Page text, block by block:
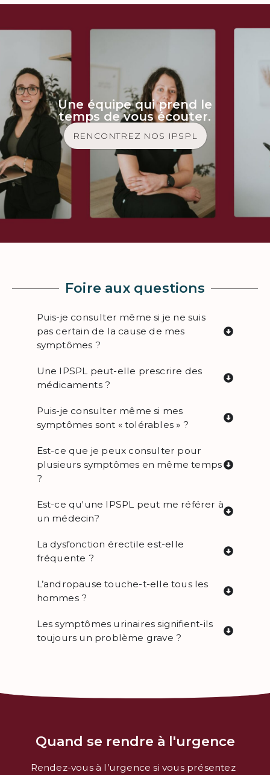
Une équipe qui prend le
temps de vous écouter.
RENCONTREZ NOS IPSPL
Foire aux questions
Puis-je consulter même si je ne suis
pas certain de la cause de mes
symptômes ?
Une IPSPL peut-elle prescrire des
médicaments ?
Puis-je consulter même si mes
symptômes sont « tolérables » ?
Est-ce que je peux consulter pour
plusieurs symptômes en même temps
?
Est-ce qu'une IPSPL peut me référer à
un médecin?
La dysfonction érectile est-elle
fréquente ?
L’andropause touche-t-elle tous les
hommes ?
Les symptômes urinaires signifient-ils
toujours un problème grave ?
Quand se rendre à l'urgence
Rendez-vous à l’urgence si vous présentez